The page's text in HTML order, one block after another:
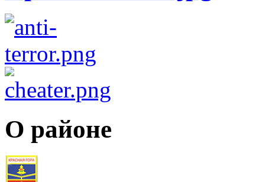
О районе